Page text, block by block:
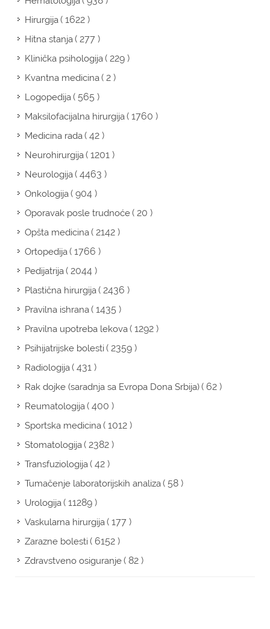
Hirurgija( 1622 )
Hitna stanja( 277 )
Klinička psihologija( 229 )
Kvantna medicina( 2 )
Logopedija( 565 )
Maksilofacijalna hirurgija( 1760 )
Medicina rada( 42 )
Neurohirurgija( 1201 )
Neurologija( 4463 )
Onkologija( 904 )
Oporavak posle trudnoće( 20 )
Opšta medicina( 2142 )
Ortopedija( 1766 )
Pedijatrija( 2044 )
Plastična hirurgija( 2436 )
Pravilna ishrana( 1435 )
Pravilna upotreba lekova( 1292 )
Psihijatrijske bolesti( 2359 )
Radiologija( 431 )
Rak dojke (saradnja sa Evropa Dona Srbija)( 62 )
Reumatologija( 400 )
Sportska medicina( 1012 )
Stomatologija( 2382 )
Transfuziologija( 42 )
Tumačenje laboratorijskih analiza( 58 )
Urologija( 11289 )
Vaskularna hirurgija( 177 )
Zarazne bolesti( 6152 )
Zdravstveno osiguranje( 82 )